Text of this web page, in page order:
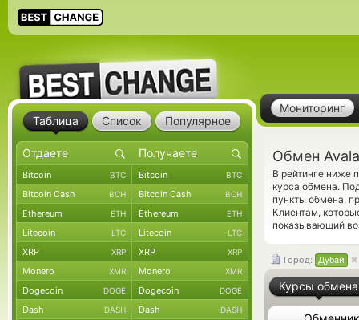
Мониторинг
Обмен
В рейтинге ниже
курса обмена.
пункты обмена,
Клиентам,
показывающий
Город: Дубай
Курсы обмена
Таблица Список Популярное
Bitcoin BTC Bitcoin BTC
Bitcoin Cash BCH Bitcoin Cash BCH
Ethereum ETH Ethereum ETH
Litecoin LTC Litecoin LTC
XRP XRP XRP XRP
Monero XMR Monero XMR
Dogecoin DOGE Dogecoin DOGE
Dash DASH Dash DASH